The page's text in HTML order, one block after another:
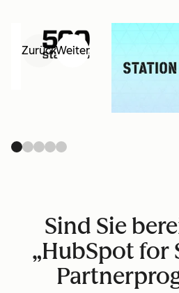
ZurückWeiter
Sind Sie
„HubSpot for